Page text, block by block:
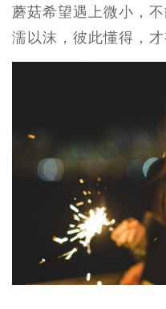
蘑菇希望遇上微小，
濡以沫，彼此懂得，才